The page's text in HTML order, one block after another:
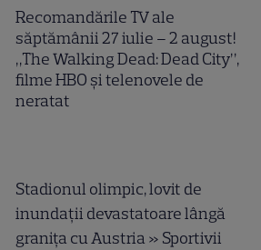
Recomandările TV ale
săptămânii 27 iulie – 2 august!
„The Walking Dead: Dead City”,
filme HBO și telenovele de
neratat
Stadionul olimpic, lovit de
inundații devastatoare lângă
granița cu Austria » Sportivii